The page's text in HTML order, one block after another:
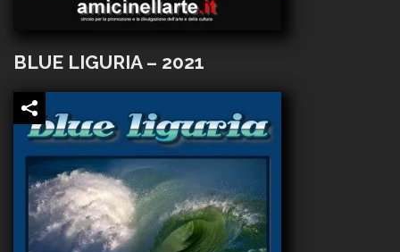
BLUE LIGURIA – 2021